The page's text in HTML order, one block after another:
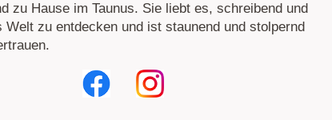
zu Hause im Taunus. Sie liebt es, schreibend und
Welt zu entdecken und ist staunend und stolpernd